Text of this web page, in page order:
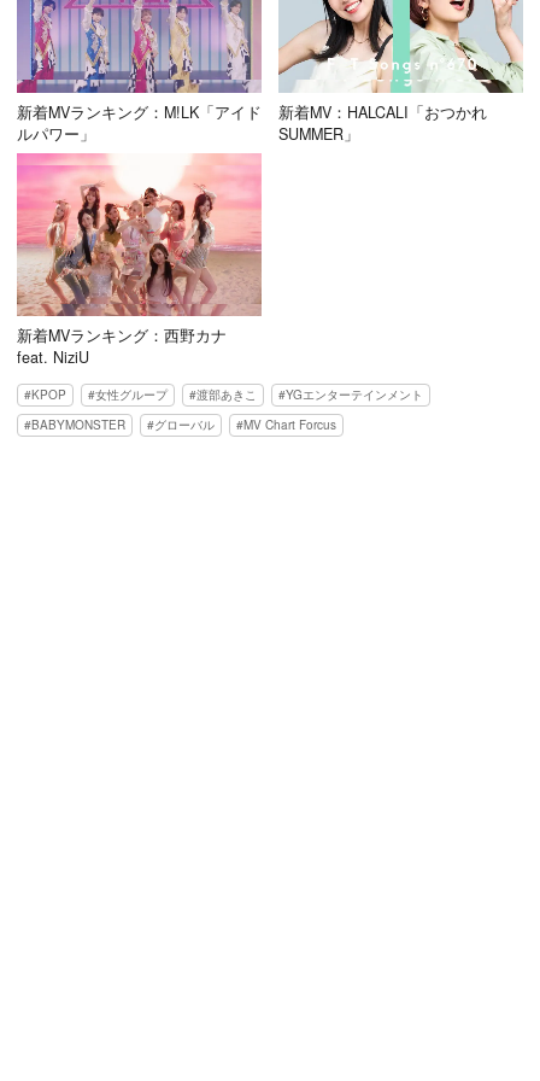
新着MVランキング：M!LK「アイド
ルパワー」
新着MV：HALCALI「おつかれ
SUMMER」
新着MVランキング：西野カナ
feat. NiziU
KPOP 女性グループ 渡部あきこ
YGエンターテインメント
BABYMONSTER
グローバル MV Chart Forcus